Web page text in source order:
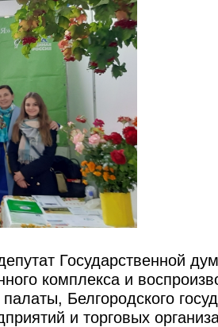
Государственной
комплекса и
Белгородского
и торговых